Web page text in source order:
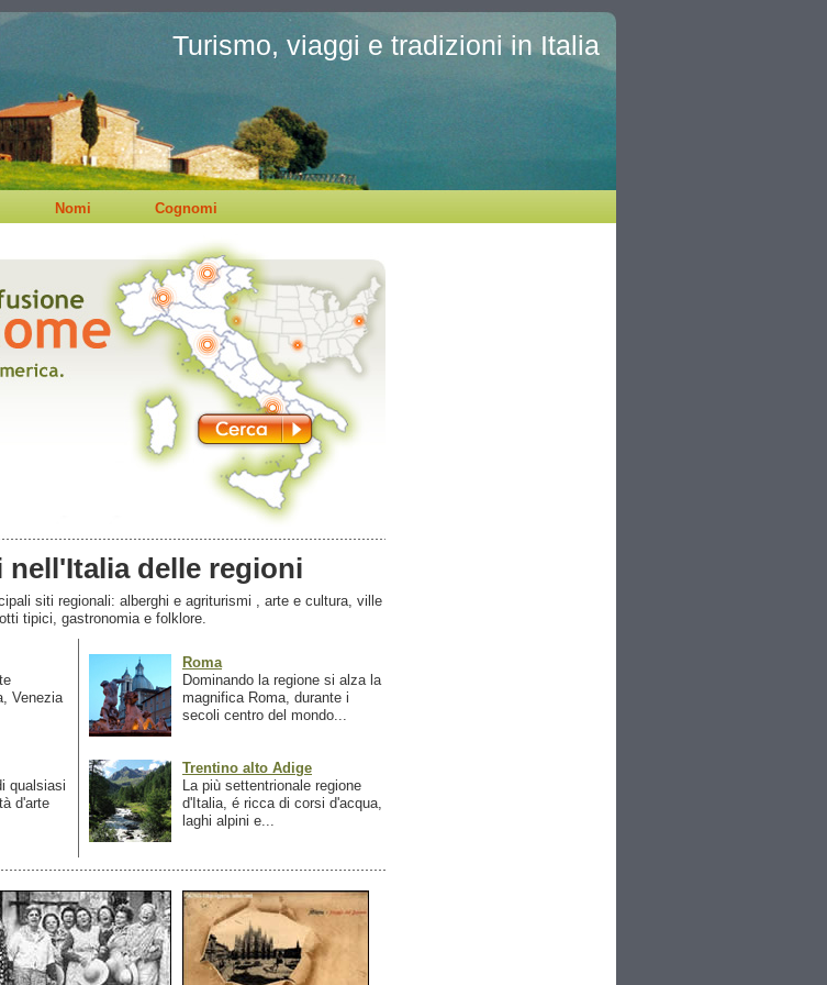
Turismo, viaggi e tradizioni in Italia
Nomi Cognomi
nell'Italia delle regioni
siti regionali: alberghi e agriturismi , arte e cultura, ville
tipici, gastronomia e folklore.
Venezia
qualsiasi
d'arte
Roma
Dominando la regione si alza la
magnifica Roma, durante i
secoli centro del mondo...
Trentino alto Adige
La più settentrionale regione
d'Italia, é ricca di corsi d'acqua,
laghi alpini e...